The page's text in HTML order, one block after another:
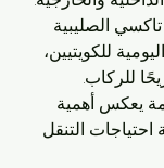
الصليبية
للكويتيين،
للركاب.
يعكس أهمية
احتياجات التنقل